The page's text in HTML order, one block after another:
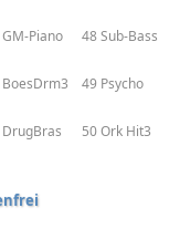
Piano 48 Sub-Bass
49 Psycho
50 Ork Hit3